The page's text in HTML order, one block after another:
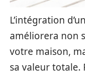
L’intégration
améliorera non
votre maison,
sa valeur totale.